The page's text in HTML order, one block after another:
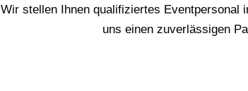
Wir stellen Ihnen qualifiziertes Eventpersonal
uns einen zuverlässigen